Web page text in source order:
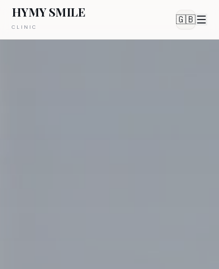
HYMY SMILE
CLINIC
🇬🇧